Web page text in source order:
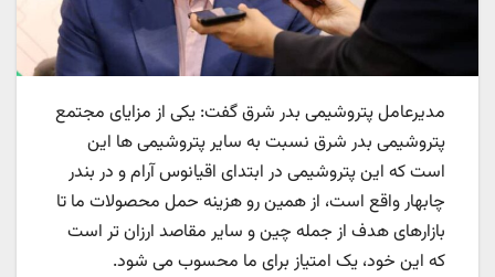
مدیرعامل پتروشیمی بدر شرق گفت: یکی از مزایای مجتمع
پتروشیمی بدر شرق نسبت به سایر پتروشیمی ها این
است که این پتروشیمی در ابتدای اقیانوس آرام و در بندر
چابهار واقع است، از همین رو هزینه حمل محصولات ما تا
بازارهای هدف از جمله چین و سایر مقاصد ارزان تر است
که این خود، یک امتیاز برای ما محسوب می شود.